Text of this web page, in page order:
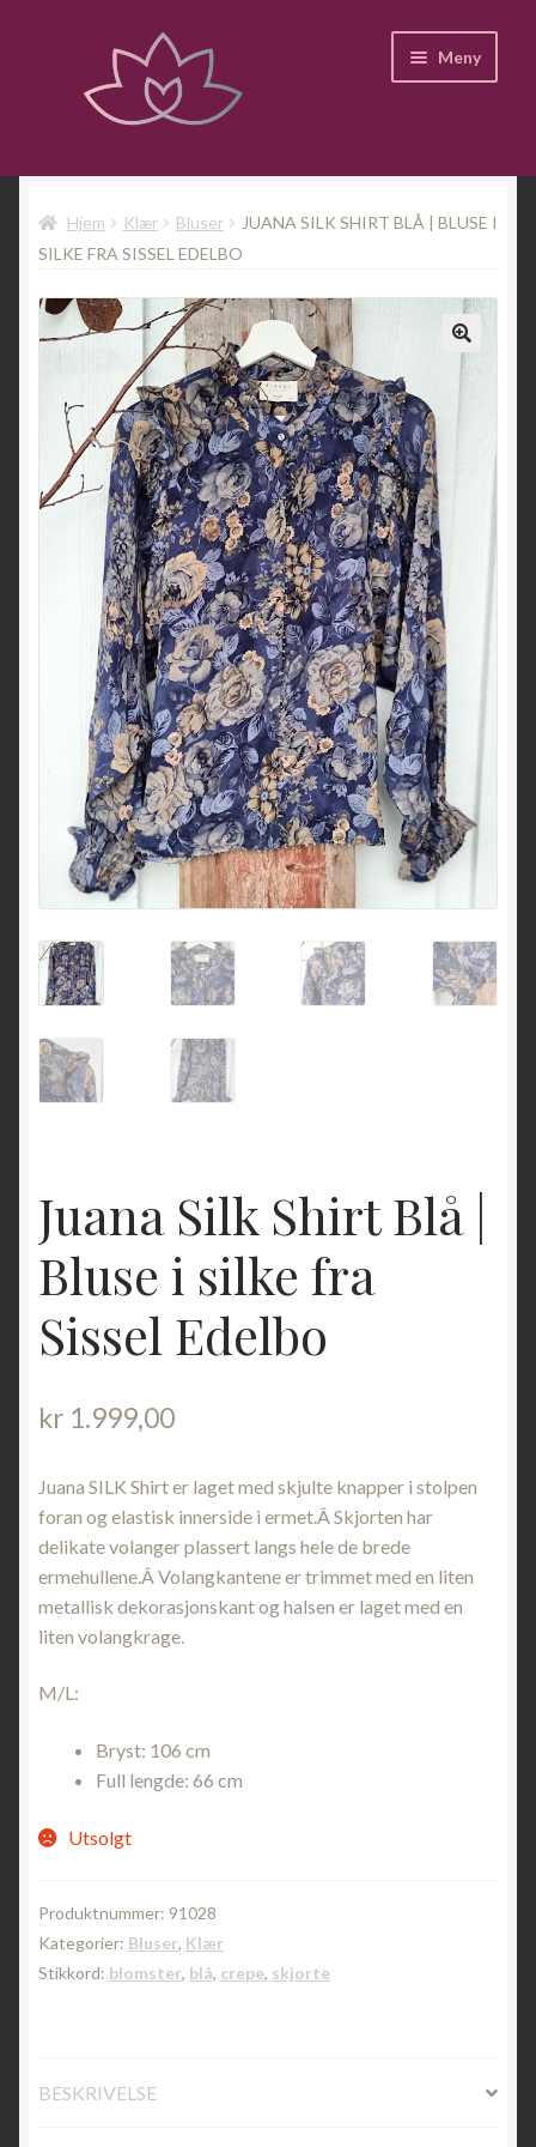
navigasjon
innhold
Meny
Kategorier
Fold
Til hovedsiden
Hjem Klær Bluser
JUANA SILK SHIRT BLÅ | BLUSE I
SILKE FRA SISSEL EDELBO
Juana Silk Shirt Blå |
Bluse i silke fra
Sissel Edelbo
kr 1.999,00
Juana SILK Shirt er laget med skjulte knapper i stolpen
foran og elastisk innerside i ermet.Â Skjorten har
delikate volanger plassert langs hele de brede
ermehullene.Â Volangkantene er trimmet med en liten
metallisk dekorasjonskant og halsen er laget med en
liten volangkrage.
M/L:
Bryst: 106 cm
Full lengde: 66 cm
Utsolgt
Produktnummer: 91028
Kategorier: Bluser, Klær
Stikkord: blomster, blå, crepe, skjorte
BESKRIVELSE